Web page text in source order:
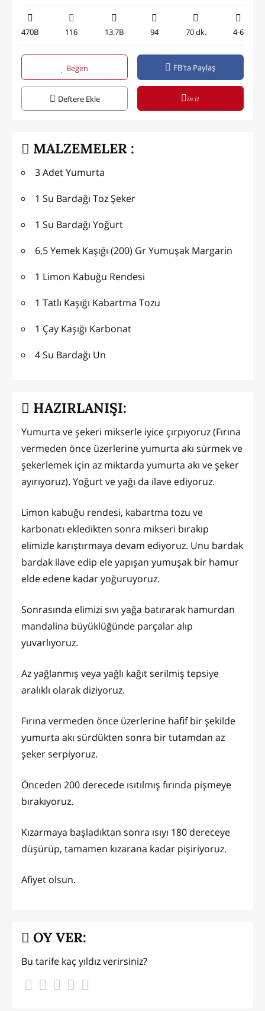
470B 116 13.7B 94 70 dk. 4-6
Beğen FB'ta Paylaş
Deftere Ekle in it
MALZEMELER :
3 Adet Yumurta
1 Su Bardağı Toz Şeker
1 Su Bardağı Yoğurt
6,5 Yemek Kaşığı (200) Gr Yumuşak Margarin
1 Limon Kabuğu Rendesi
1 Tatlı Kaşığı Kabartma Tozu
1 Çay Kaşığı Karbonat
4 Su Bardağı Un
HAZIRLANIŞI:
Yumurta ve şekeri mikserle iyice çırpıyoruz (Fırına
vermeden önce üzerlerine yumurta akı sürmek ve
şekerlemek için az miktarda yumurta akı ve şeker
ayırıyoruz). Yoğurt ve yağı da ilave ediyoruz.
Limon kabuğu rendesi, kabartma tozu ve
karbonatı ekledikten sonra mikseri bırakıp
elimizle karıştırmaya devam ediyoruz. Unu bardak
bardak ilave edip ele yapışan yumuşak bir hamur
elde edene kadar yoğuruyoruz.
Sonrasında elimizi sıvı yağa batırarak hamurdan
mandalina büyüklüğünde parçalar alıp
yuvarlıyoruz.
Az yağlanmış veya yağlı kağıt serilmiş tepsiye
aralıklı olarak diziyoruz.
Fırına vermeden önce üzerlerine hafif bir şekilde
yumurta akı sürdükten sonra bir tutamdan az
şeker serpiyoruz.
Önceden 200 derecede ısıtılmış fırında pişmeye
bırakıyoruz.
Kızarmaya başladıktan sonra ısıyı 180 dereceye
düşürüp, tamamen kızarana kadar pişiriyoruz.
Afiyet olsun.
OY VER:
Bu tarife kaç yıldız verirsiniz?